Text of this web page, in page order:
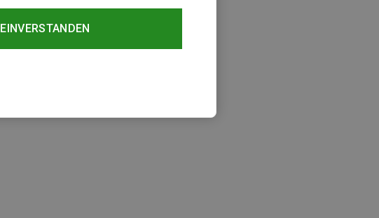
EINVERSTANDEN